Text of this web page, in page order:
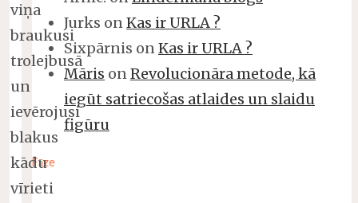
Jurks onKas ir URLA ?
Sixpārnis onKas ir URLA ?
Māris onRevolucionāra metode, kā
iegūt satriecošas atlaides un slaidu
figūru
Fāze
viņa
braukusi
trolejbusā
un
ievērojusi
blakus
kādu
vīrieti